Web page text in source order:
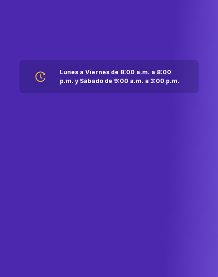
Lunes a Viernes de 8:00 a.m. a 8:00
p.m. y Sábado de 9:00 a.m. a 3:00 p.m.